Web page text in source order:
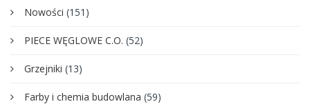
Nowości (151)
PIECE WĘGLOWE C.O. (52)
Grzejniki (13)
Farby i chemia budowlana (59)